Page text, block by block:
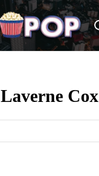
Laverne Cox